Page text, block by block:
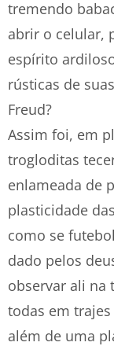
tremendo
abrir o celular,
espírito
rústicas de
Freud?
Assim foi, em
trogloditas
enlameada de
plasticidade
como se
dado pelos
observar ali na
todas em
além de uma